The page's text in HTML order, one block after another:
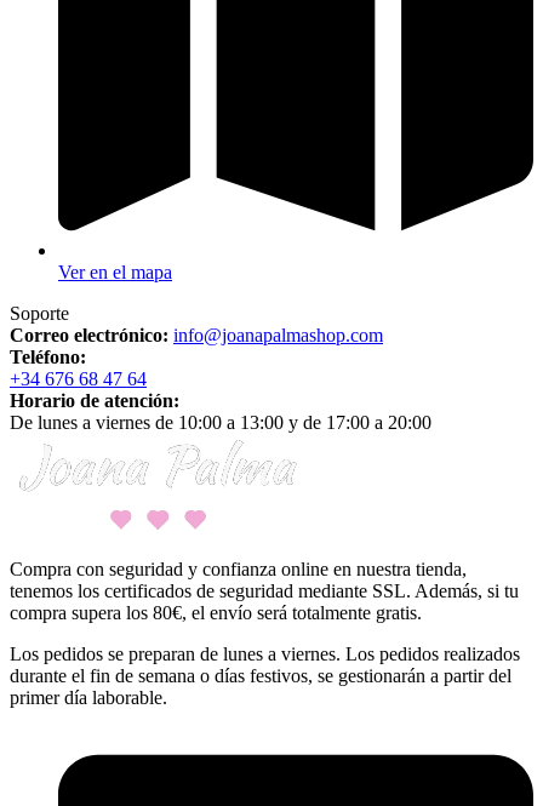
Ver en el mapa
Soporte
Correo electrónico: info@joanapalmashop.com
Teléfono:
+34 676 68 47 64
Horario de atención:
De lunes a viernes de 10:00 a 13:00 y de 17:00 a 20:00
Compra con seguridad y confianza online en nuestra tienda,
tenemos los certificados de seguridad mediante SSL. Además, si tu
compra supera los 80€, el envío será totalmente gratis.
Los pedidos se preparan de lunes a viernes. Los pedidos realizados
durante el fin de semana o días festivos, se gestionarán a partir del
primer día laborable.